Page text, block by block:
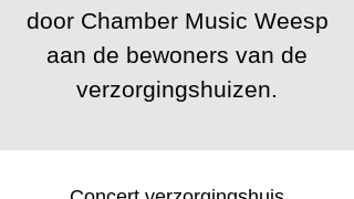
door Chamber Music Weesp
aan de bewoners van de
verzorgingshuizen.